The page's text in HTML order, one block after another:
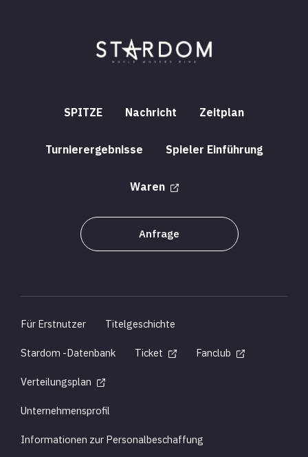
SPITZE Nachricht Zeitplan
Turnierergebnisse Spieler Einführung
Waren
Anfrage
Für Erstnutzer
Titelgeschichte
Stardom -Datenbank
Ticket
Fanclub
Verteilungsplan
Unternehmensprofil
Informationen zur Personalbeschaffung